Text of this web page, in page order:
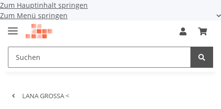
Zum Hauptinhalt springen
Zum Menü springen
LANA GROSSA <